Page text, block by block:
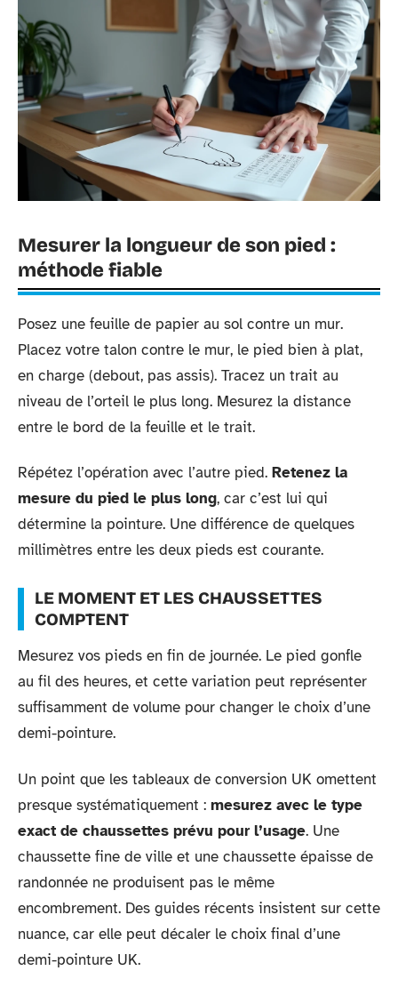
Mesurer la longueur de son pied :
méthode fiable
Posez une feuille de papier au sol contre un mur.
Placez votre talon contre le mur, le pied bien à plat,
en charge (debout, pas assis). Tracez un trait au
niveau de l’orteil le plus long. Mesurez la distance
entre le bord de la feuille et le trait.
Répétez l’opération avec l’autre pied. Retenez la
mesure du pied le plus long, car c’est lui qui
détermine la pointure. Une différence de quelques
millimètres entre les deux pieds est courante.
LE MOMENT ET LES CHAUSSETTES
COMPTENT
Mesurez vos pieds en fin de journée. Le pied gonfle
au fil des heures, et cette variation peut représenter
suffisamment de volume pour changer le choix d’une
demi-pointure.
Un point que les tableaux de conversion UK omettent
presque systématiquement : mesurez avec le type
exact de chaussettes prévu pour l’usage. Une
chaussette fine de ville et une chaussette épaisse de
randonnée ne produisent pas le même
encombrement. Des guides récents insistent sur cette
nuance, car elle peut décaler le choix final d’une
demi-pointure UK.